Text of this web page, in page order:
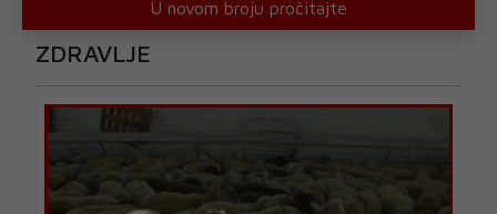
U novom broju pročitajte
ZDRAVLJE